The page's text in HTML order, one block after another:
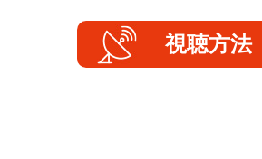
視聴方法